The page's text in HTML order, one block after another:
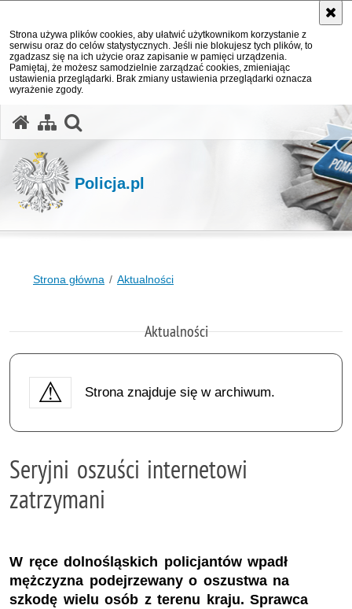
Strona używa plików cookies, aby ułatwić użytkownikom korzystanie z
serwisu oraz do celów statystycznych. Jeśli nie blokujesz tych plików, to
zgadzasz się na ich użycie oraz zapisanie w pamięci urządzenia.
Pamiętaj, że możesz samodzielnie zarządzać cookies, zmieniając
ustawienia przeglądarki. Brak zmiany ustawienia przeglądarki oznacza
wyrażenie zgody.
Policja.pl
Strona główna Aktualności
Aktualności
Strona znajduje się w archiwum.
Seryjni oszuści internetowi
zatrzymani
W ręce dolnośląskich policjantów wpadł
mężczyzna podejrzewany o oszustwa na
szkodę wielu osób z terenu kraju. Sprawca